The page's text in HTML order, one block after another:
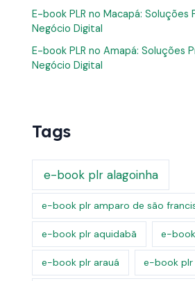
E-book PLR no Macapá: Soluções
Negócio Digital
E-book PLR no Amapá: Soluções
Negócio Digital
Tags
e-book plr alagoinha
e-book plr amparo de são
e-book plr aquidabã e-
e-book plr arauá e-book plr